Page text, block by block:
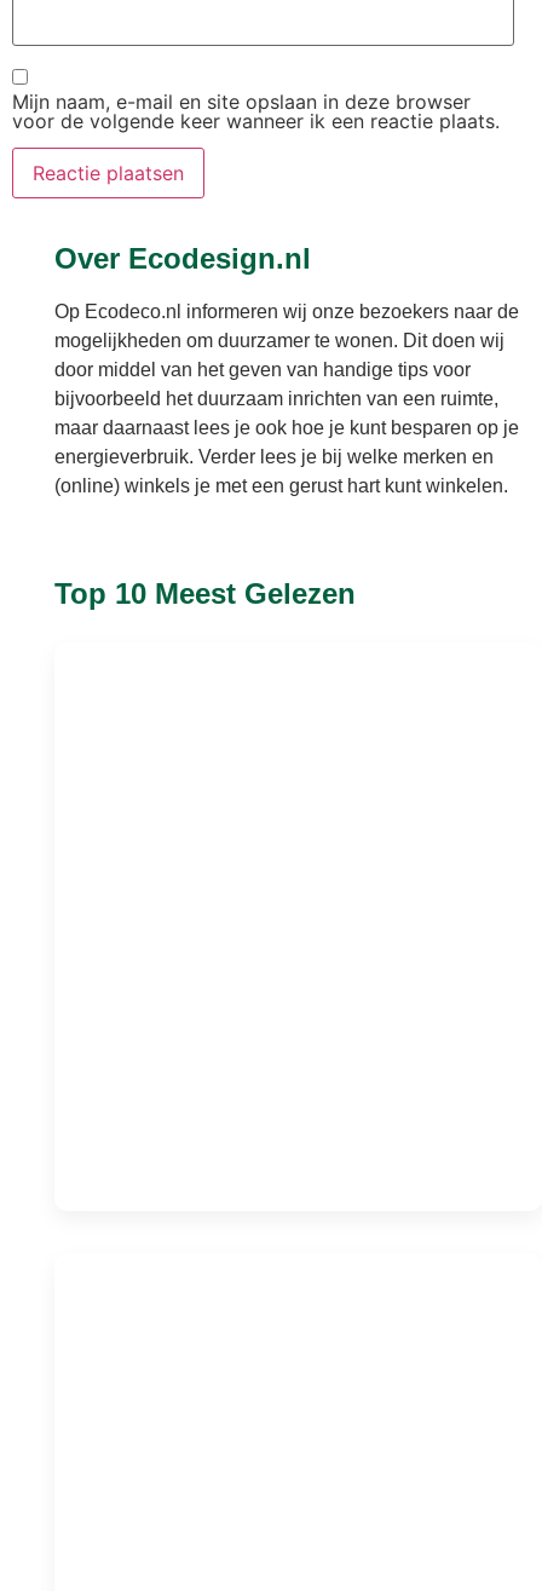
Mijn naam, e-mail en site opslaan in deze browser
voor de volgende keer wanneer ik een reactie plaats.
Over Ecodesign.nl
Op Ecodeco.nl informeren wij onze bezoekers naar de
mogelijkheden om duurzamer te wonen. Dit doen wij
door middel van het geven van handige tips voor
bijvoorbeeld het duurzaam inrichten van een ruimte,
maar daarnaast lees je ook hoe je kunt besparen op je
energieverbruik. Verder lees je bij welke merken en
(online) winkels je met een gerust hart kunt winkelen.
Top 10 Meest Gelezen